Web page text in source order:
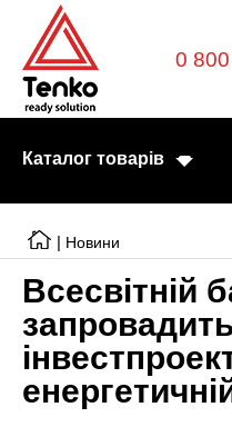
0
Каталог товарів
| Новини
Всесвітній